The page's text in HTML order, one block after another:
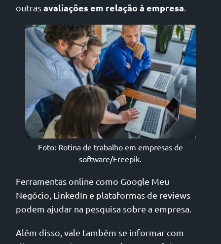
outrasavaliações em relação à empresa.
Foto: Rotina de trabalho em empresas de
software/Freepik.
Ferramentas online como Google Meu
Negócio, LinkedIn e plataformas de reviews
podem ajudar na pesquisa sobre a empresa.
Além disso, vale também se informar com